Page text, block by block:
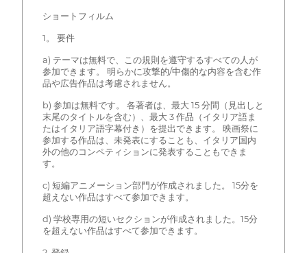
ショートフィルム
1。 要件
a) テーマは無料で、この規則を遵守するすべての人が
参加できます。 明らかに攻撃的/中傷的な内容を含む作
品や広告作品は考慮されません。
b) 参加は無料です。 各著者は、最大 15 分間（見出しと
末尾のタイトルを含む）、最大 3 作品（イタリア語ま
たはイタリア語字幕付き）を提出できます。 映画祭に
参加する作品は、未発表にすることも、イタリア国内
外の他のコンペティションに発表することもできま
す。
c) 短編アニメーション部門が作成されました。 15分を
超えない作品はすべて参加できます。
d) 学校専用の短いセクションが作成されました。15分
を超えない作品はすべて参加できます。